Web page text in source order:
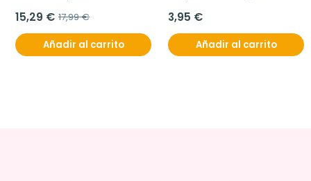
15,29 € 17,99 €
Añadir al carrito
3,95 €
Añadir al carrito